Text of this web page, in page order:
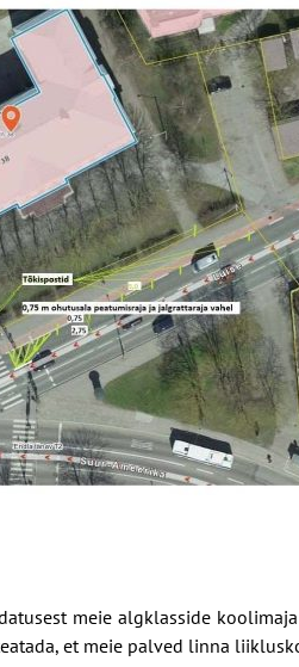
meie algklasside
et meie palved linna